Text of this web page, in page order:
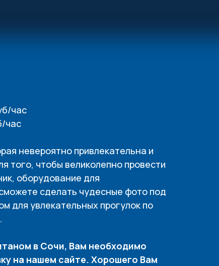
час
час
невероятно привлекательна и
того, чтобы великолепно провести
оборудование для
сделать чудесные фото под
для увлекательных прогулок по
в Сочи, Вам необходимо
на нашем сайте. Хорошего Вам